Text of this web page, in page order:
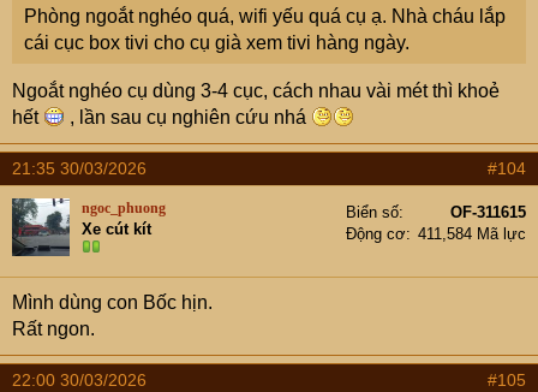
Từ phòng này thì đưa dây lên trần thạch cao, sau đó đưa
xuống và khoan thủng tường ngăn để chạy sang:
Phòng ngoắt nghéo quá, wifi yếu quá cụ ạ. Nhà cháu lắp
cái cục box tivi cho cụ già xem tivi hàng ngày.
Ngoắt nghéo cụ dùng 3-4 cục, cách nhau vài mét thì khoẻ
hết
, lần sau cụ nghiên cứu nhá
21:35 30/03/2026 #104
ngoc_phuong
Xe cút kít
Biển số
OF-311615
Động cơ
411,584 Mã lực
Mình dùng con Bốc hịn.
Rất ngon.
22:00 30/03/2026 #105